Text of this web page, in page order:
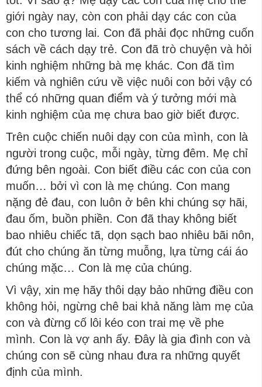
giới ngày nay, còn con phải dạy các con của
con cho tương lai. Con đã phải đọc những cuốn
sách về cách dạy trẻ. Con đã trò chuyện và hỏi
kinh nghiệm những bà mẹ khác. Con đã tìm
kiếm và nghiên cứu về việc nuôi con bởi vậy có
thể có những quan điểm và ý tưởng mới mà
kinh nghiệm của mẹ chưa bao giờ biết được.
Trên cuộc chiến nuôi dạy con của mình, con là
người trong cuộc, mỗi ngày, từng đêm. Mẹ chỉ
đứng bên ngoài. Con biết điều các con của con
muốn… bởi vì con là mẹ chúng. Con mang
nặng đẻ đau, con luôn ở bên khi chúng sợ hãi,
đau ốm, buồn phiền. Con đã thay không biết
bao nhiêu chiếc tã, dọn sạch bao nhiêu bãi nôn,
đút cho chúng ăn từng muỗng, lựa từng cái áo
chúng mặc… Con là mẹ của chúng.
Vì vậy, xin mẹ hãy thôi dạy bảo những điều con
không hỏi, ngừng chê bai khả năng làm mẹ của
con và đừng cố lôi kéo con trai mẹ về phe
mình. Con là vợ anh ấy. Đây là gia đình con và
chúng con sẽ cùng nhau đưa ra những quyết
định của mình.